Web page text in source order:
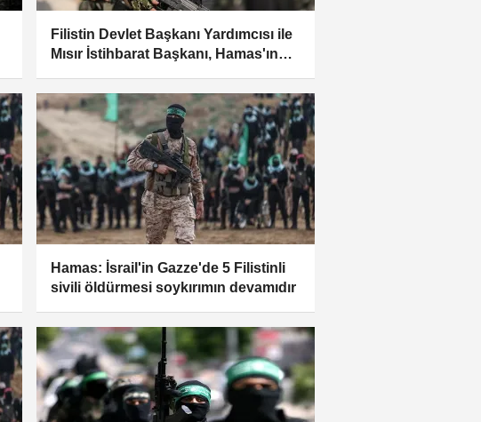
Filistin Devlet Başkanı Yardımcısı ile
Mısır İstihbarat Başkanı, Hamas'ın
Hamas: İsrail'in Gazze'de 5 Filistinli
sivili öldürmesi soykırımın devamıdır